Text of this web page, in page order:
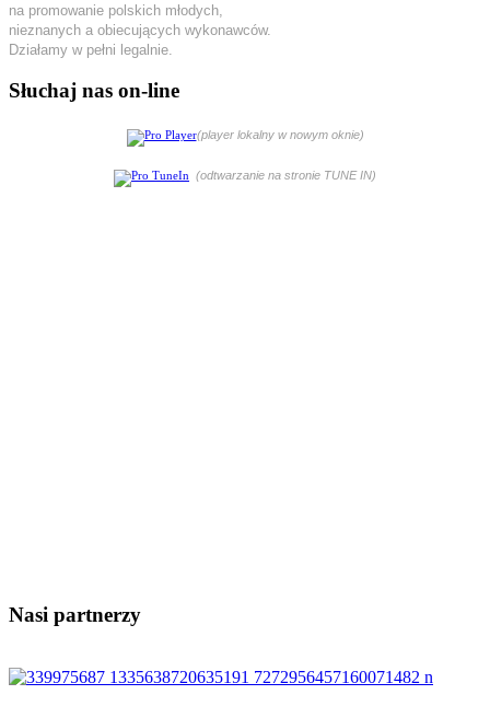
na promowanie polskich młodych,
nieznanych a obiecujących wykonawców.
Działamy w pełni legalnie.
Słuchaj nas on-line
(player lokalny w nowym oknie)
(odtwarzanie na stronie TUNE IN)
Nasi partnerzy